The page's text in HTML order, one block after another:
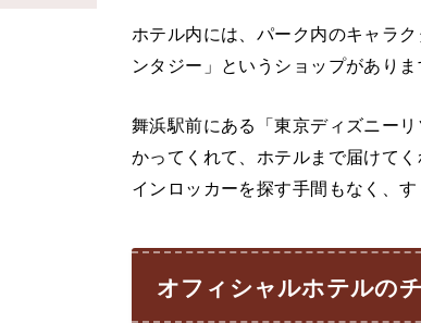
ホテル内には、パーク内のキャラ
ンタジー」というショップがあり
舞浜駅前にある「東京ディズニー
かってくれて、ホテルまで届けて
インロッカーを探す手間もなく、
オフィシャルホテルの